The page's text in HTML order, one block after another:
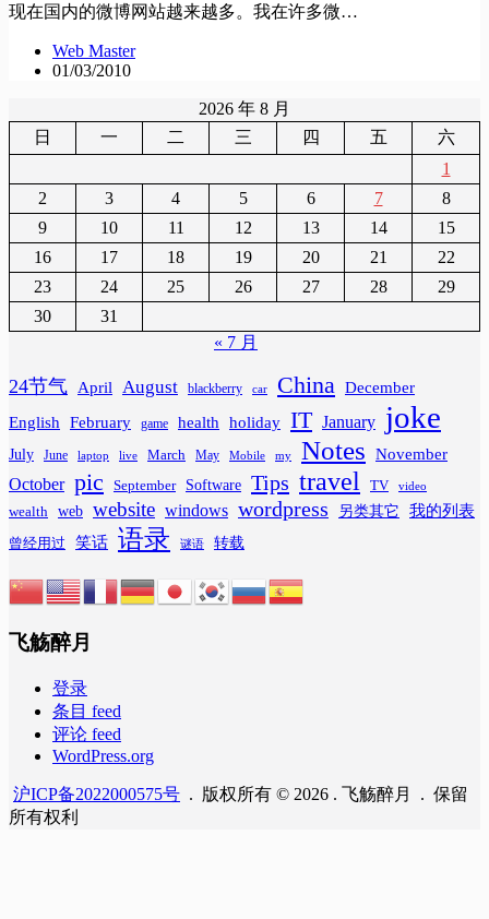
现在国内的微博网站越来越多。我在许多微…
Web Master
01/03/2010
2026 年 8 月
日
一 二 三 四 五
六
1
2
3 4 5 6 7
8
9
10 11 12 13 14
15
16
17 18 19 20 21
22
23
24 25 26 27 28
29
30
31
« 7 月
24节气 April August blackberry car China
December
English
February game health holiday IT January joke
July June laptop live March May Mobile my Notes November
October pic September Software Tips travel TV video
wealth web website windows wordpress 另类其它 我的列表
曾经用过 笑话 语录 谜语 转载
飞觞醉月
登录
条目 feed
评论 feed
WordPress.org
沪ICP备2022000575号 . 版权所有 © 2026 . 飞觞醉月 . 保留
所有权利